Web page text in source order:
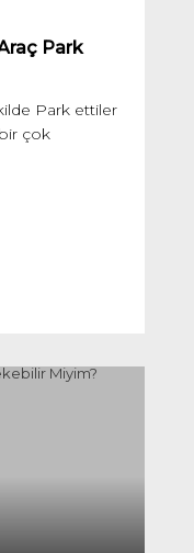
Park
Park ettiler
çok